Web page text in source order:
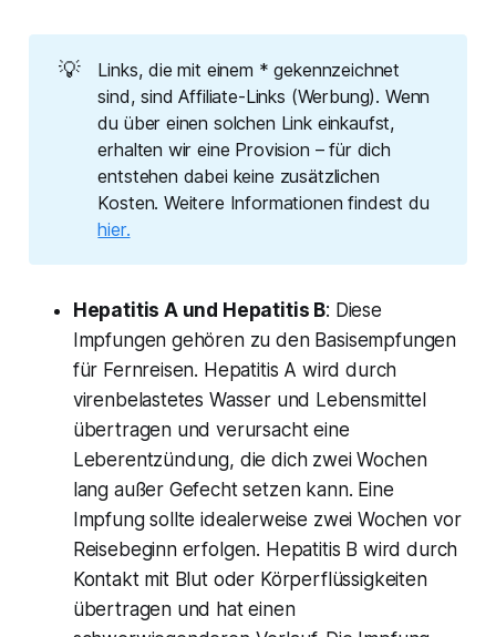
💡
Links, die mit einem * gekennzeichnet
sind, sind Affiliate-Links (Werbung). Wenn
du über einen solchen Link einkaufst,
erhalten wir eine Provision – für dich
entstehen dabei keine zusätzlichen
Kosten. Weitere Informationen findest du
hier.
Hepatitis A und Hepatitis B: Diese
Impfungen gehören zu den Basisempfungen
für Fernreisen. Hepatitis A wird durch
virenbelastetes Wasser und Lebensmittel
übertragen und verursacht eine
Leberentzündung, die dich zwei Wochen
lang außer Gefecht setzen kann. Eine
Impfung sollte idealerweise zwei Wochen vor
Reisebeginn erfolgen. Hepatitis B wird durch
Kontakt mit Blut oder Körperflüssigkeiten
übertragen und hat einen